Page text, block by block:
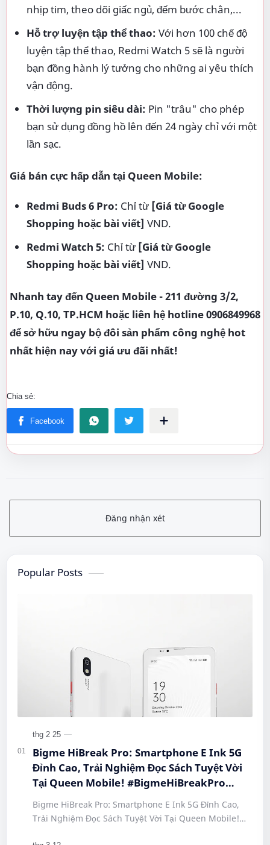
nhịp tim, theo dõi giấc ngủ, đếm bước chân,...
Hỗ trợ luyện tập thể thao: Với hơn 100 chế độ
luyện tập thể thao, Redmi Watch 5 sẽ là người
bạn đồng hành lý tưởng cho những ai yêu thích
vận động.
Thời lượng pin siêu dài: Pin "trâu" cho phép
bạn sử dụng đồng hồ lên đến 24 ngày chỉ với một
lần sạc.
Giá bán cực hấp dẫn tại Queen Mobile:
Redmi Buds 6 Pro: Chỉ từ [Giá từ Google
Shopping hoặc bài viết] VND.
Redmi Watch 5: Chỉ từ [Giá từ Google
Shopping hoặc bài viết] VND.
Nhanh tay đến Queen Mobile - 211 đường 3/2,
P.10, Q.10, TP.HCM hoặc liên hệ hotline 0906849968
để sở hữu ngay bộ đôi sản phẩm công nghệ hot
nhất hiện nay với giá ưu đãi nhất!
Đăng nhận xét
Popular Posts
Bigme HiBreak Pro: Smartphone E Ink 5G
Đỉnh Cao, Trải Nghiệm Đọc Sách Tuyệt Vời
Tại Queen Mobile! #BigmeHiBreakPro
#SmartphoneEInk #QueenMobile
#HiBreakPro5G #DienThoaiDocSach
#CongNgheMoi #MuaSamThongMinh
Bigme HiBreak Pro: Smartphone E Ink 5G Đỉnh Cao,
Trải Nghiệm Đọc Sách Tuyệt Vời Tại Queen Mobile!